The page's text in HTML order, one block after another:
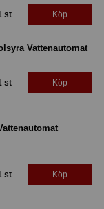
st Köp
Vattenautomat
st Köp
st Köp